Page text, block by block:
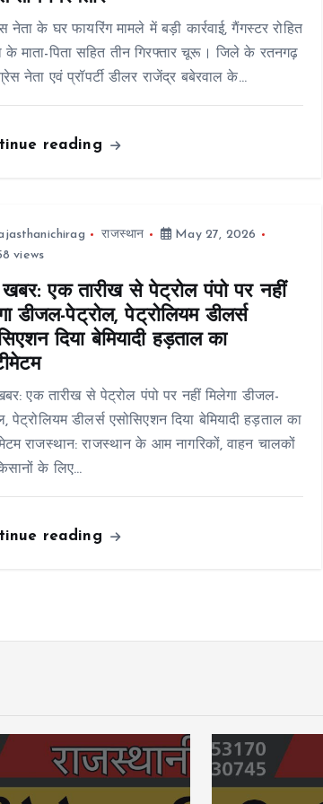
नेता के घर फायरिंग मामले में बड़ी कार्रवाई, गैंगस्टर रोहित
के माता-पिता सहित तीन गिरफ्तार चूरू। जिले के रतनगढ़
नेता एवं प्रॉपर्टी डीलर राजेंद्र बबेरवाल के…
reading
राजस्थान
May 27, 2026
views
खबर: एक तारीख से पेट्रोल पंपो पर नहीं
डीजल-पेट्रोल, पेट्रोलियम डीलर्स
दिया बेमियादी हड़ताल का
एक तारीख से पेट्रोल पंपो पर नहीं मिलेगा डीजल-
पेट्रोलियम डीलर्स एसोसिएशन दिया बेमियादी हड़ताल का
राजस्थान: राजस्थान के आम नागरिकों, वाहन चालकों
के लिए…
reading